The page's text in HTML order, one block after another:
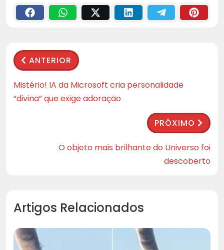
ANTERIOR
Mistério! IA da Microsoft cria personalidade
“divina” que exige adoração
PRÓXIMO
O objeto mais brilhante do Universo foi
descoberto
Artigos Relacionados